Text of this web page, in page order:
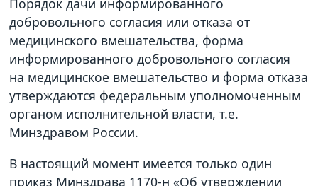
Порядок дачи информированного
добровольного согласия или отказа от
медицинского вмешательства, форма
информированного добровольного согласия
на медицинское вмешательство и форма отказа
утверждаются федеральным уполномоченным
органом исполнительной власти, т.е.
Минздравом России.
В настоящий момент имеется только один
приказ Минздрава 1170-н «Об утверждении